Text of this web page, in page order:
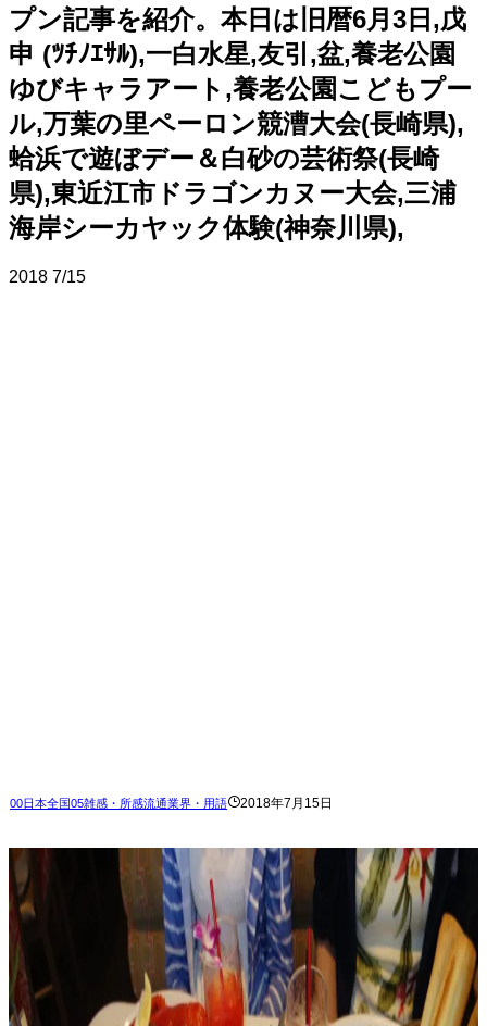
プン記事を紹介。本日は旧暦6月3日,戊
申 (ﾂﾁﾉｴｻﾙ),一白水星,友引,盆,養老公園
ゆびキャラアート,養老公園こどもプー
ル,万葉の里ペーロン競漕大会(長崎県),
蛤浜で遊ぼデー＆白砂の芸術祭(長崎
県),東近江市ドラゴンカヌー大会,三浦
海岸シーカヤック体験(神奈川県),
2018 7/15
00日本全国05雑感・所感流通業界・用語 2018年7月15日